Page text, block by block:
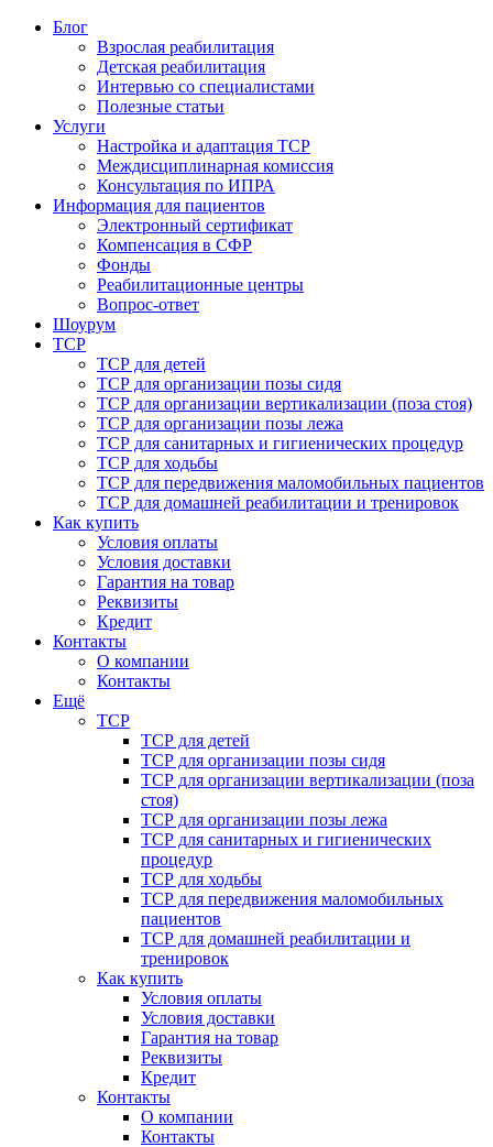
Блог
Взрослая реабилитация
Детская реабилитация
Интервью со специалистами
Полезные статьи
Услуги
Настройка и адаптация ТСР
Междисциплинарная комиссия
Консультация по ИПРА
Информация для пациентов
Электронный сертификат
Компенсация в СФР
Фонды
Реабилитационные центры
Вопрос-ответ
Шоурум
ТСР
ТСР для детей
ТСР для организации позы сидя
ТСР для организации вертикализации (поза стоя)
ТСР для организации позы лежа
ТСР для санитарных и гигиенических процедур
ТСР для ходьбы
ТСР для передвижения маломобильных пациентов
ТСР для домашней реабилитации и тренировок
Как купить
Условия оплаты
Условия доставки
Гарантия на товар
Реквизиты
Кредит
Контакты
О компании
Контакты
Ещё
ТСР
ТСР для детей
ТСР для организации позы сидя
ТСР для организации вертикализации (поза
стоя)
ТСР для организации позы лежа
ТСР для санитарных и гигиенических
процедур
ТСР для ходьбы
ТСР для передвижения маломобильных
пациентов
ТСР для домашней реабилитации и
тренировок
Как купить
Условия оплаты
Условия доставки
Гарантия на товар
Реквизиты
Кредит
Контакты
О компании
Контакты